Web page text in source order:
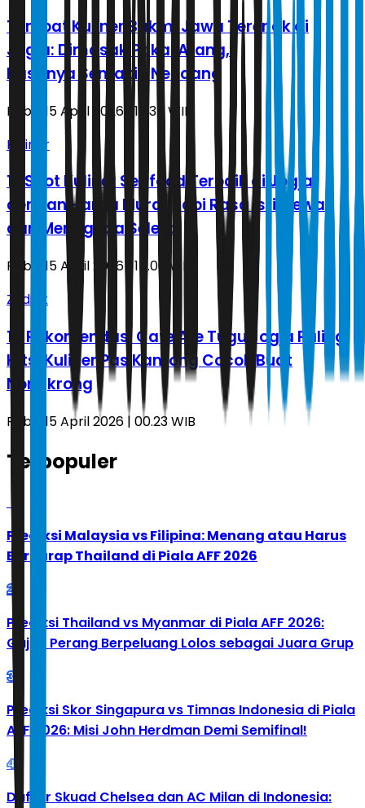
Tempat Kuliner Bakmi Jawa Terenak di
Jogja: Dimasak Pakai Arang,
Rasanya Semakin Nendang
Rabu, 15 April 2026 | 15.37 WIB
Kuliner
12 Spot Kuliner Seafood Terbaik di Jogja
dengan Harga Murah tapi Rasa Istimewa
dan Menggoda Selera
Rabu, 15 April 2026 | 14.06 WIB
Zodiak
14 Rekomendasi Cafe Are Tugu Jogja Paling
Hits, Kuliner Pas Kantong Cocok Buat
Nongkrong
Rabu, 15 April 2026 | 00.23 WIB
Terpopuler
1
Prediksi Malaysia vs Filipina: Menang atau Harus
Berharap Thailand di Piala AFF 2026
2
Prediksi Thailand vs Myanmar di Piala AFF 2026:
Gajah Perang Berpeluang Lolos sebagai Juara Grup
3
Prediksi Skor Singapura vs Timnas Indonesia di Piala
AFF 2026: Misi John Herdman Demi Semifinal!
4
Daftar Skuad Chelsea dan AC Milan di Indonesia: